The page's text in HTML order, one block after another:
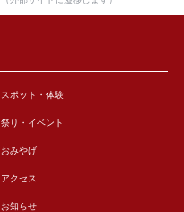
スポット・体験
祭り・イベント
おみやげ
アクセス
お知らせ